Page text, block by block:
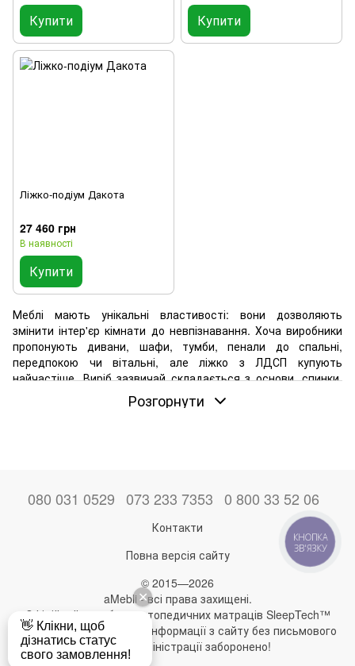
Купити Купити
Ліжко-подіум Дакота
27 460 грн
В наявності
Купити
Меблі мають унікальні властивості: вони дозволяють
змінити інтер'єр кімнати до невпізнавання. Хоча виробники
пропонують дивани, шафи, тумби, пенали до спальні,
передпокою чи вітальні, але ліжко з ЛДСП купують
найчастіше. Виріб зазвичай складається з основи, спинки,
бічних стінок та опорних елементів. Може доповнюватися
підіймальними механізмами, висувними ящиками, а також
ліжка з ламелями.
ЛДСП: що потрібно знати про матеріал
Ламіновані ДСП — матеріал, який виходить в результаті
опресування деревної стружки, змішаної зі спеціальними
в'язкими засобами. Плита покривається плівкою, що є
паперовим листом, просоченим меламіновою смолою.
Оскільки виробник використовує інноваційні технології, то
матеріал знайшов широке застосування під час
виготовлення меблів.
Розгорнути
080 031 0529 073 233 7353 0 800 33 52 06
Контакти
Повна версія сайту
© 2015—2026
aMebli - всі права захищені.
Офіційний виробник ортопедичних матраців SleepTech™
Будь-яке використання інформації з сайту без письмового
дозволу адміністрації заборонено!
КНОПКА
ЗВ'ЯЗКУ